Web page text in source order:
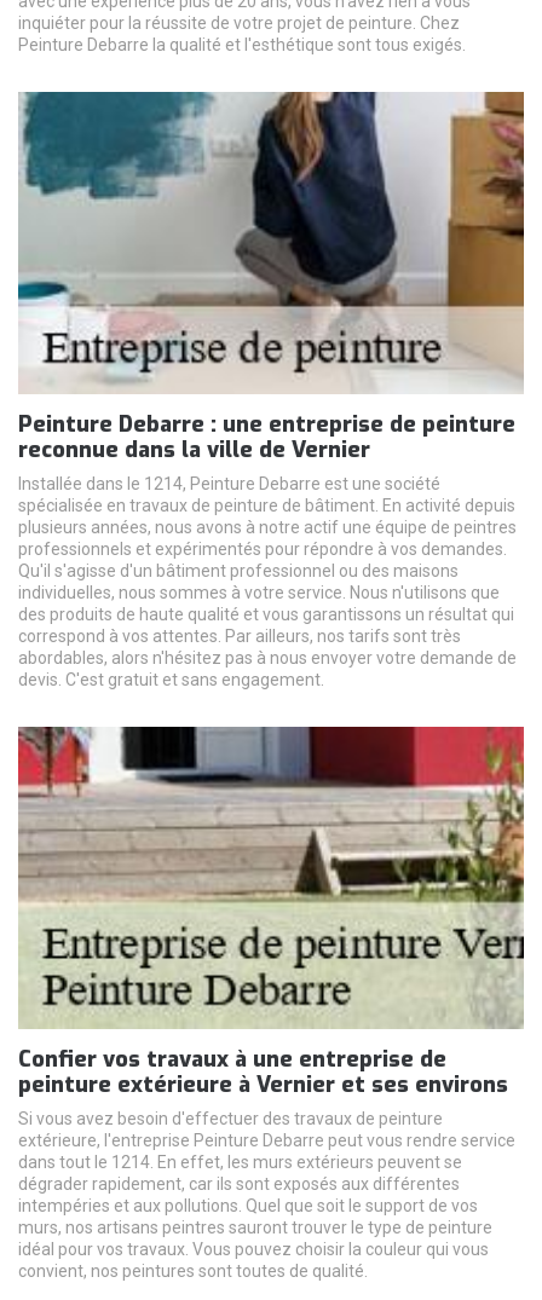
inquiéter pour la réussite de votre projet de peinture. Chez
Peinture Debarre la qualité et l'esthétique sont tous exigés.
Peinture Debarre : une entreprise de peinture
reconnue dans la ville de Vernier
Installée dans le 1214, Peinture Debarre est une société
spécialisée en travaux de peinture de bâtiment. En activité depuis
plusieurs années, nous avons à notre actif une équipe de peintres
professionnels et expérimentés pour répondre à vos demandes.
Qu'il s'agisse d'un bâtiment professionnel ou des maisons
individuelles, nous sommes à votre service. Nous n'utilisons que
des produits de haute qualité et vous garantissons un résultat qui
correspond à vos attentes. Par ailleurs, nos tarifs sont très
abordables, alors n'hésitez pas à nous envoyer votre demande de
devis. C'est gratuit et sans engagement.
Confier vos travaux à une entreprise de
peinture extérieure à Vernier et ses environs
Si vous avez besoin d'effectuer des travaux de peinture
extérieure, l'entreprise Peinture Debarre peut vous rendre service
dans tout le 1214. En effet, les murs extérieurs peuvent se
dégrader rapidement, car ils sont exposés aux différentes
intempéries et aux pollutions. Quel que soit le support de vos
murs, nos artisans peintres sauront trouver le type de peinture
idéal pour vos travaux. Vous pouvez choisir la couleur qui vous
convient, nos peintures sont toutes de qualité.